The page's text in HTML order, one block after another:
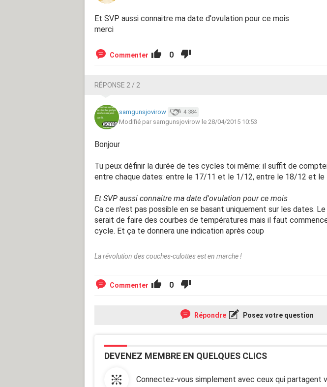
Et SVP aussi connaitre ma date d'ovulation pour ce mois
merci
Commenter 0
RÉPONSE 2 / 2
samgunsjovirow 4 384
Modifié par samgunsjovirow le 28/04/2015 10:53
Bonjour
Tu peux définir la durée de tes cycles toi même: il suffit de
entre chaque dates: entre le 17/11 et le 1/12, entre le 18/12 et le
Et SVP aussi connaitre ma date d'ovulation pour ce mois
Ca ce n'est pas possible en se basant uniquement sur les dates.
serait de faire des courbes de températures mais il faut
cycle. Et ça te donnera une indication après coup
La révolution des couches-culottes est en marche !
Commenter 0
Répondre Posez votre question
DEVENEZ MEMBRE EN QUELQUES CLICS
Connectez-vous simplement avec ceux qui partagent